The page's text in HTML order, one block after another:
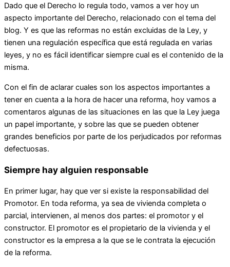
Dado que el Derecho lo regula todo, vamos a ver hoy un
aspecto importante del Derecho, relacionado con el tema del
blog. Y es que las reformas no están excluidas de la Ley, y
tienen una regulación específica que está regulada en varias
leyes, y no es fácil identificar siempre cual es el contenido de la
misma.
Con el fin de aclarar cuales son los aspectos importantes a
tener en cuenta a la hora de hacer una reforma, hoy vamos a
comentaros algunas de las situaciones en las que la Ley juega
un papel importante, y sobre las que se pueden obtener
grandes beneficios por parte de los perjudicados por reformas
defectuosas.
Siempre hay alguien responsable
En primer lugar, hay que ver si existe la responsabilidad del
Promotor. En toda reforma, ya sea de vivienda completa o
parcial, intervienen, al menos dos partes: el promotor y el
constructor. El promotor es el propietario de la vivienda y el
constructor es la empresa a la que se le contrata la ejecución
de la reforma.